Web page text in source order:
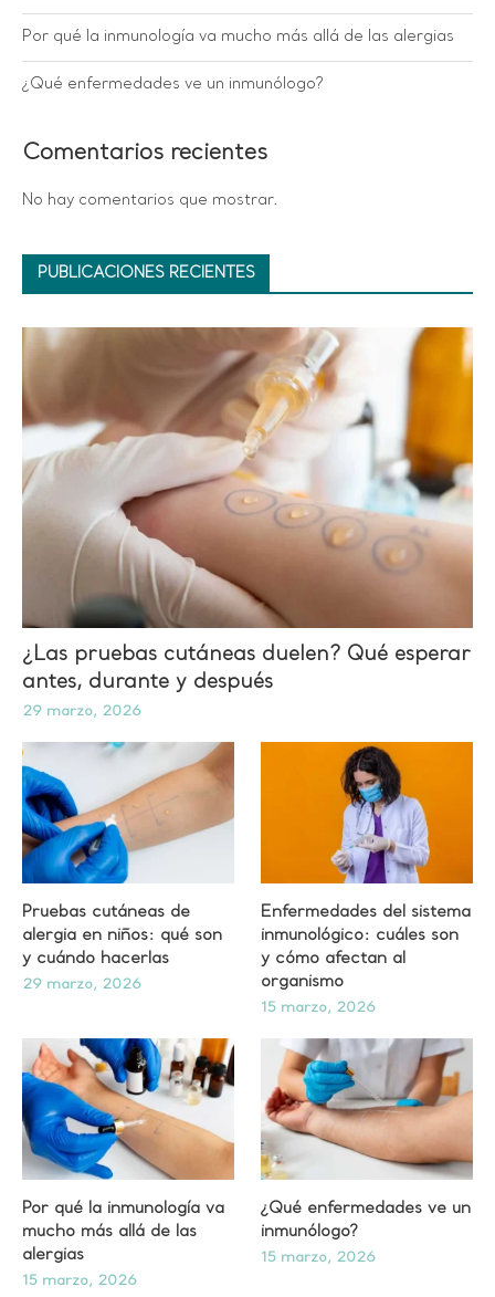
Por qué la inmunología va mucho más allá de las alergias
¿Qué enfermedades ve un inmunólogo?
Comentarios recientes
No hay comentarios que mostrar.
PUBLICACIONES RECIENTES
¿Las pruebas cutáneas duelen? Qué esperar
antes, durante y después
29 marzo, 2026
Pruebas cutáneas de
alergia en niños: qué son
y cuándo hacerlas
29 marzo, 2026
Enfermedades del sistema
inmunológico: cuáles son
y cómo afectan al
organismo
15 marzo, 2026
Por qué la inmunología va
mucho más allá de las
alergias
15 marzo, 2026
¿Qué enfermedades ve un
inmunólogo?
15 marzo, 2026